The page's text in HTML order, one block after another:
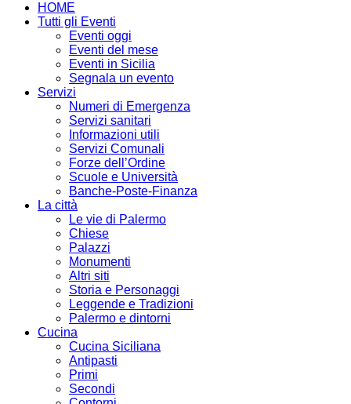
HOME
Tutti gli Eventi
Eventi oggi
Eventi del mese
Eventi in Sicilia
Segnala un evento
Servizi
Numeri di Emergenza
Servizi sanitari
Informazioni utili
Servizi Comunali
Forze dell’Ordine
Scuole e Università
Banche-Poste-Finanza
La città
Le vie di Palermo
Chiese
Palazzi
Monumenti
Altri siti
Storia e Personaggi
Leggende e Tradizioni
Palermo e dintorni
Cucina
Cucina Siciliana
Antipasti
Primi
Secondi